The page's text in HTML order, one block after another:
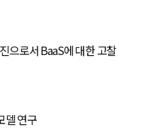
으로서 BaaS에 대한 고찰
델 연구